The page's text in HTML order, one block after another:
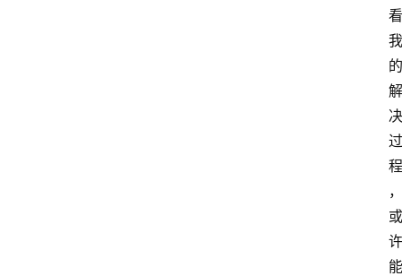
看
我
的
解
决
过
程
，
或
许
能